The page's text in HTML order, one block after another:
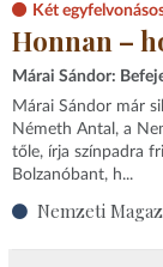
Két
Honnan –
Márai Sándor:
Márai Sándor már
Németh Antal, a
tőle, írja színpadra
Bolzanóbant, h...
Nemzeti